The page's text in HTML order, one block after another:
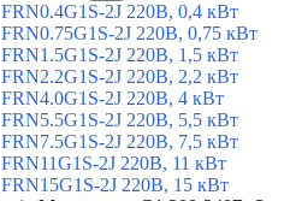
FRN0.4G1S-2J 220В, 0,4 кВт
FRN0.75G1S-2J 220В, 0,75 кВт
FRN1.5G1S-2J 220В, 1,5 кВт
FRN2.2G1S-2J 220В, 2,2 кВт
FRN4.0G1S-2J 220В, 4 кВт
FRN5.5G1S-2J 220В, 5,5 кВт
FRN7.5G1S-2J 220В, 7,5 кВт
FRN11G1S-2J 220В, 11 кВт
FRN15G1S-2J 220В, 15 кВт